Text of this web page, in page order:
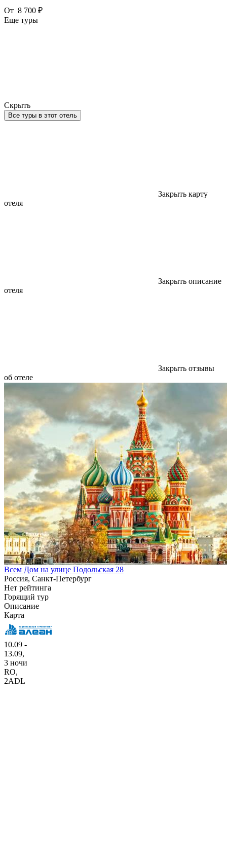
От 8 700 ₽
Еще туры
Скрыть
Все туры в этот отель
Закрыть карту
отеля
Закрыть описание
отеля
Закрыть отзывы
об отеле
Всем Дом на улице Подольская 28
Россия, Санкт-Петербург
Нет рейтинга
Горящий тур
Описание
Карта
10.09 -
13.09,
3 ночи
RO,
2ADL